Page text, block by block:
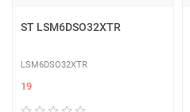
ST LSM6DSO32XTR
LSM6DSO32XTR
19